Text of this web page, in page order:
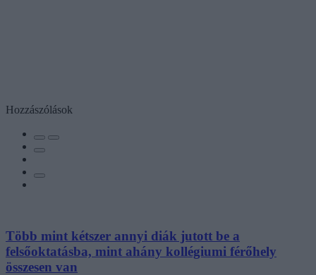
Hozzászólások
Több mint kétszer annyi diák jutott be a
felsőoktatásba, mint ahány kollégiumi férőhely
összesen van